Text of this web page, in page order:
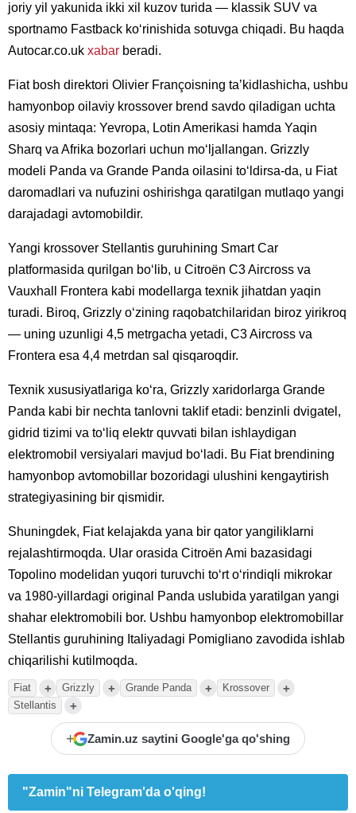
joriy yil yakunida ikki xil kuzov turida — klassik SUV va
sportnamo Fastback koʻrinishida sotuvga chiqadi. Bu haqda
Autocar.co.uk xabar beradi.
Fiat bosh direktori Olivier Françoisning taʼkidlashicha, ushbu
hamyonbop oilaviy krossover brend savdo qiladigan uchta
asosiy mintaqa: Yevropa, Lotin Amerikasi hamda Yaqin
Sharq va Afrika bozorlari uchun moʻljallangan. Grizzly
modeli Panda va Grande Panda oilasini toʻldirsa-da, u Fiat
daromadlari va nufuzini oshirishga qaratilgan mutlaqo yangi
darajadagi avtomobildir.
Yangi krossover Stellantis guruhining Smart Car
platformasida qurilgan boʻlib, u Citroën C3 Aircross va
Vauxhall Frontera kabi modellarga texnik jihatdan yaqin
turadi. Biroq, Grizzly oʻzining raqobatchilaridan biroz yirikroq
— uning uzunligi 4,5 metrgacha yetadi, C3 Aircross va
Frontera esa 4,4 metrdan sal qisqaroqdir.
Texnik xususiyatlariga koʻra, Grizzly xaridorlarga Grande
Panda kabi bir nechta tanlovni taklif etadi: benzinli dvigatel,
gidrid tizimi va toʻliq elektr quvvati bilan ishlaydigan
elektromobil versiyalari mavjud boʻladi. Bu Fiat brendining
hamyonbop avtomobillar bozoridagi ulushini kengaytirish
strategiyasining bir qismidir.
Shuningdek, Fiat kelajakda yana bir qator yangiliklarni
rejalashtirmoqda. Ular orasida Citroën Ami bazasidagi
Topolino modelidan yuqori turuvchi toʻrt oʻrindiqli mikrokar
va 1980-yillardagi original Panda uslubida yaratilgan yangi
shahar elektromobili bor. Ushbu hamyonbop elektromobillar
Stellantis guruhining Italiyadagi Pomigliano zavodida ishlab
chiqarilishi kutilmoqda.
Fiat + Grizzly + Grande Panda + Krossover +
Stellantis +
+ Zamin.uz saytini Google'ga qo'shing
"Zamin"ni Telegram'da o'qing!